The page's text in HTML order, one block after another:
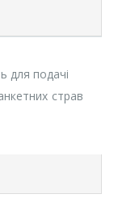
для подачі
страв